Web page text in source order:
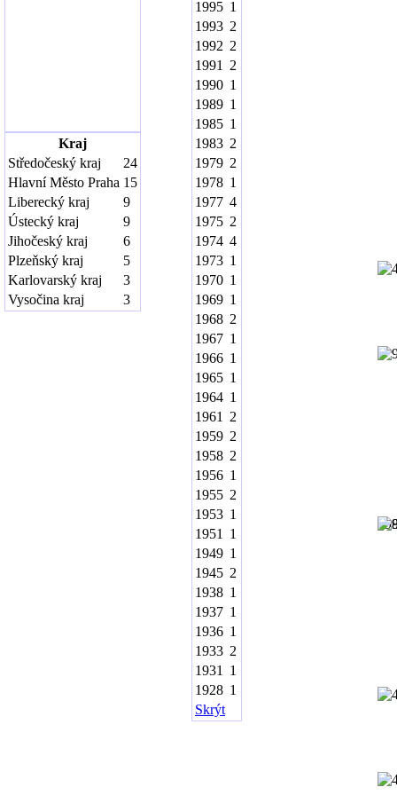
Kraj
Středočeský kraj
24
Hlavní Město Praha 15
Liberecký kraj
9
Ústecký kraj
9
Jihočeský kraj
6
Plzeňský kraj
5
Karlovarský kraj
3
Vysočina kraj
3
1995 1
1993 2
1992 2
1991
2
1990 1
1989 1
1985 1
1983 2
1979 2
1978 1
1977 4
1975 2
1974 4
1973 1
1970 1
1969 1
1968 2
1967 1
1966 1
1965 1
1964 1
1961
2
1959 2
1958 2
1956 1
1955 2
1953 1
1951
1
1949 1
1945 2
1938 1
1937 1
1936 1
1933 2
1931
1
1928 1
Skrýt